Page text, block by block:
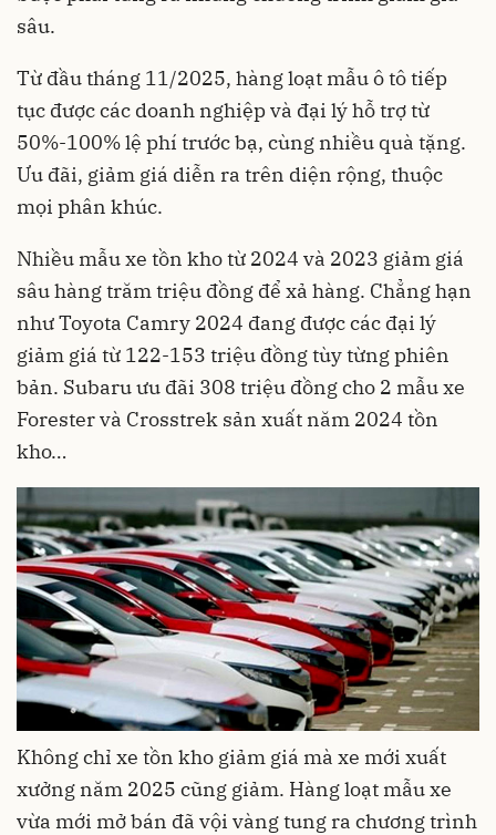
sâu.
Từ đầu tháng 11/2025, hàng loạt mẫu ô tô tiếp
tục được các doanh nghiệp và đại lý hỗ trợ từ
50%-100% lệ phí trước bạ, cùng nhiều quà tặng.
Ưu đãi, giảm giá diễn ra trên diện rộng, thuộc
mọi phân khúc.
Nhiều mẫu xe tồn kho từ 2024 và 2023 giảm giá
sâu hàng trăm triệu đồng để xả hàng. Chẳng hạn
như Toyota Camry 2024 đang được các đại lý
giảm giá từ 122-153 triệu đồng tùy từng phiên
bản. Subaru ưu đãi 308 triệu đồng cho 2 mẫu xe
Forester và Crosstrek sản xuất năm 2024 tồn
kho…
Không chỉ xe tồn kho giảm giá mà xe mới xuất
xưởng năm 2025 cũng giảm. Hàng loạt mẫu xe
vừa mới mở bán đã vội vàng tung ra chương trình